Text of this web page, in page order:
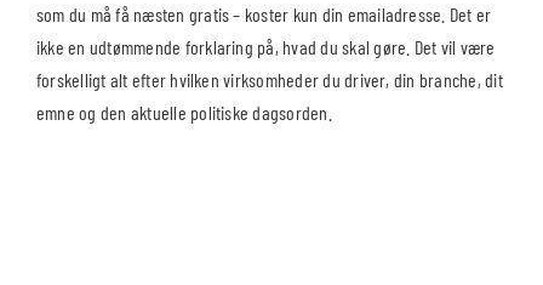
som du må få næsten gratis – koster kun din emailadresse. Det er
ikke en udtømmende forklaring på, hvad du skal gøre. Det vil være
forskelligt alt efter hvilken virksomheder du driver, din branche, dit
emne og den aktuelle politiske dagsorden.